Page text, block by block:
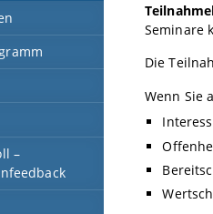
–
Seminare
Die
Wenn Sie